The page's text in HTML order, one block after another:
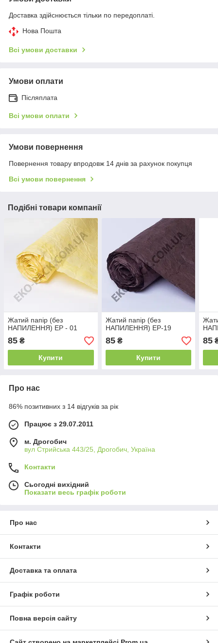
Доставка здійснюється тільки по передоплаті.
Нова Пошта
Всі умови доставки
Умови оплати
Післяплата
Всі умови оплати
Умови повернення
Повернення товару впродовж 14 днів за рахунок покупця
Всі умови повернення
Подібні товари компанії
Жатий папір (без
НАПИЛЕННЯ) ЕР - 01
85 ₴
Купити
Жатий папір (без
НАПИЛЕННЯ) ЕР-19
85₴
Купити
85
Про нас
86% позитивних з 14 відгуків за рік
Працює з 29.07.2011
м. Дрогобич
вул Стрийська 443/25, Дрогобич, Україна
Контакти
Сьогодні вихідний
Показати весь графік роботи
Про нас
Контакти
Доставка та оплата
Графік роботи
Повна версія сайту